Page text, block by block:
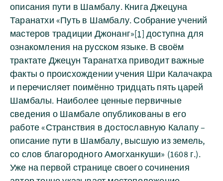
описания пути в Шамбалу. Книга Джецуна
Таранатхи «Путь в Шамбалу. Собрание учений
мастеров традиции Джонанг»[1] доступна для
ознакомления на русском языке. В своём
трактате Джецун Таранатха приводит важные
факты о происхождении учения Шри Калачакра
и перечисляет поимённо тридцать пять царей
Шамбалы. Наиболее ценные первичные
сведения о Шамбале опубликованы в его
работе «Странствия в достославную Калапу –
описание пути в Шамбалу, высшую из земель,
со слов благородного Амогханкуши» (1608 г.).
Уже на первой странице своего сочинения